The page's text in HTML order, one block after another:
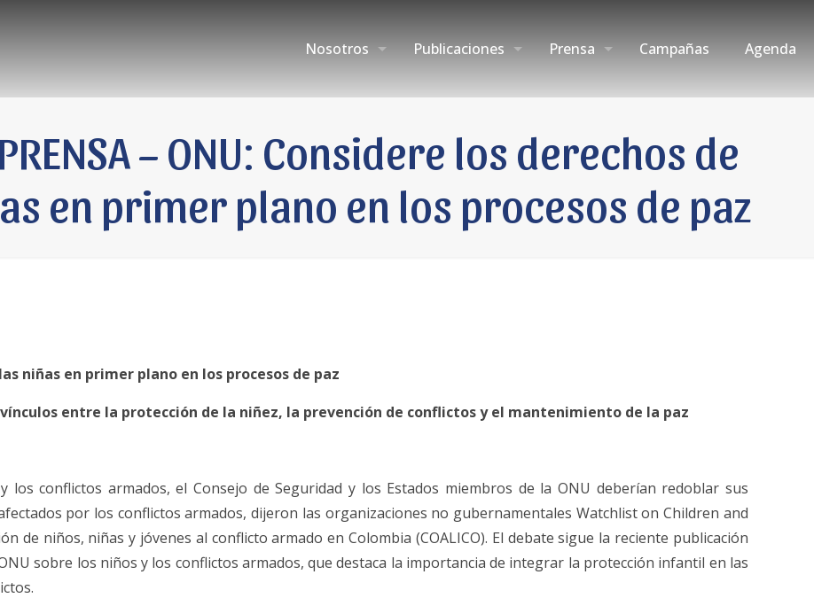
Nosotros Publicaciones Prensa Campañas Agenda
PRENSA – ONU: Considere los derechos de
en primer plano en los procesos de paz
niñas en primer plano en los procesos de paz
entre la protección de la niñez, la prevención de conflictos y el mantenimiento de la paz
conflictos armados, el Consejo de Seguridad y los Estados miembros de la ONU deberían redoblar sus
por los conflictos armados, dijeron las organizaciones no gubernamentales Watchlist on Children and
de niños, niñas y jóvenes al conflicto armado en Colombia (COALICO). El debate sigue la reciente publicación
sobre los niños y los conflictos armados, que destaca la importancia de integrar la protección infantil en las